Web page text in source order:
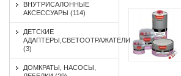
ВНУТРИСАЛОННЫЕ
АКСЕССУАРЫ (114)
ДЕТСКИЕ
АДАПТЕРЫ,СВЕТООТРАЖАТЕЛИ
(3)
ДОМКРАТЫ, НАСОСЫ,